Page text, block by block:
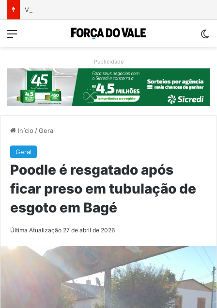
Menu
Publicidade
Início /Geral
Geral
Poodle é resgatado após
ficar preso em tubulação de
esgoto em Bagé
Última Atualização 27 de abril de 2026